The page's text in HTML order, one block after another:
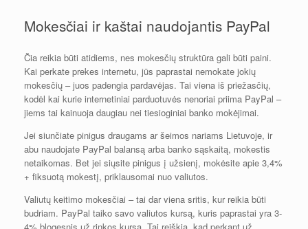
Mokesčiai ir kaštai naudojantis PayPal
Čia reikia būti atidiems, nes mokesčių struktūra gali būti paini.
Kai perkate prekes internetu, jūs paprastai nemokate jokių
mokesčių – juos padengia pardavėjas. Tai viena iš priežasčių,
kodėl kai kurie internetiniai parduotuvės nenoriai priima PayPal –
jiems tai kainuoja daugiau nei tiesioginiai banko mokėjimai.
Jei siunčiate pinigus draugams ar šeimos nariams Lietuvoje, ir
abu naudojate PayPal balansą arba banko sąskaitą, mokestis
netaikomas. Bet jei siųsite pinigus į užsienį, mokėsite apie 3,4%
+ fiksuotą mokestį, priklausomai nuo valiutos.
Valiutų keitimo mokesčiai – tai dar viena sritis, kur reikia būti
budriam. PayPal taiko savo valiutos kursą, kuris paprastai yra 3-